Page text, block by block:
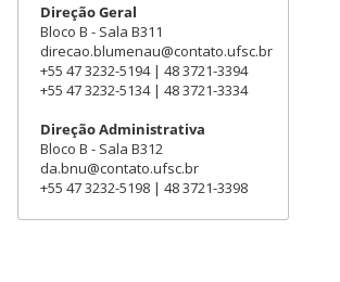
Direção Geral
Bloco B - Sala B311
direcao.blumenau@contato.ufsc.br
+55 47 3232-5194 | 48 3721-3394
+55 47 3232-5134 | 48 3721-3334
Direção Administrativa
Bloco B - Sala B312
da.bnu@contato.ufsc.br
+55 47 3232-5198 | 48 3721-3398